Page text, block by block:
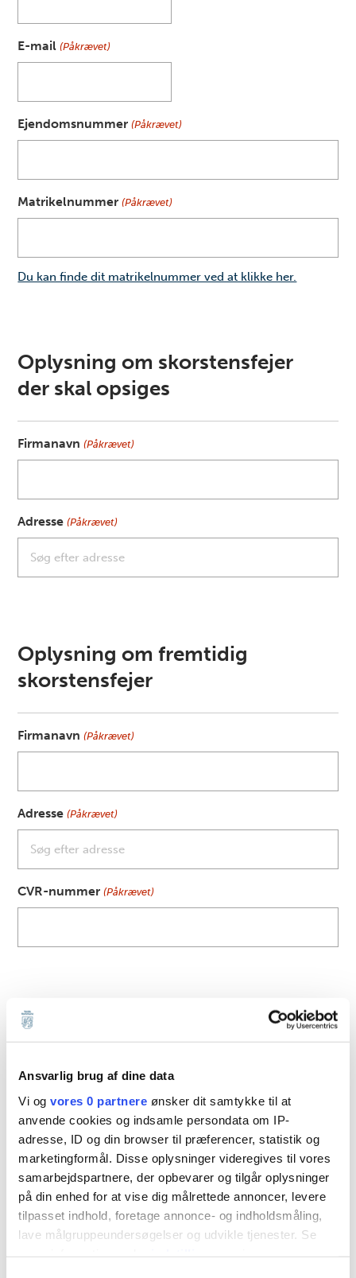
Ansvarlig brug af dine data
Vi og vores 0 partnere ønsker dit samtykke til at
anvende cookies og indsamle persondata om IP-
adresse, ID og din browser til præferencer, statistik og
marketingformål. Disse oplysninger videregives til vores
samarbejdspartnere, der opbevarer og tilgår oplysninger
på din enhed for at vise dig målrettede annoncer, levere
tilpasset indhold, foretage annonce- og indholdsmåling,
lave målgruppeundersøgelser og udvikle tjenester. Se
E-mail (Påkrævet)
Ejendomsnummer (Påkrævet)
Matrikelnummer (Påkrævet)
Du kan finde dit matrikelnummer ved at klikke her.
Oplysning om skorstensfejer
der skal opsiges
Firmanavn (Påkrævet)
Adresse (Påkrævet)
Oplysning om fremtidig
skorstensfejer
Firmanavn (Påkrævet)
Adresse (Påkrævet)
CVR-nummer (Påkrævet)
Eventuelle bemærkninger
Afmelding af områdeskorstensfejer kan ske løbende,
men vil først træde i kraft efter løbende måned plus en
måned fra modtagelse af skemaet. Når Varde
Kommune har modtaget skemaet, vil vi refundere
eventuel indbetalt skorstensfejerbidrag efter
indhentning af oplysninger hos områdeskorstensfejer
om eventuelt arbejde udført på ejendommen i
indeværende år samt eventuelt regulere
ejendomsskatteopkrævningen. Afmelding modtaget
inden den 1. april reguleres i juni og afmelding
foretaget inden den 1. oktober reguleres i december.